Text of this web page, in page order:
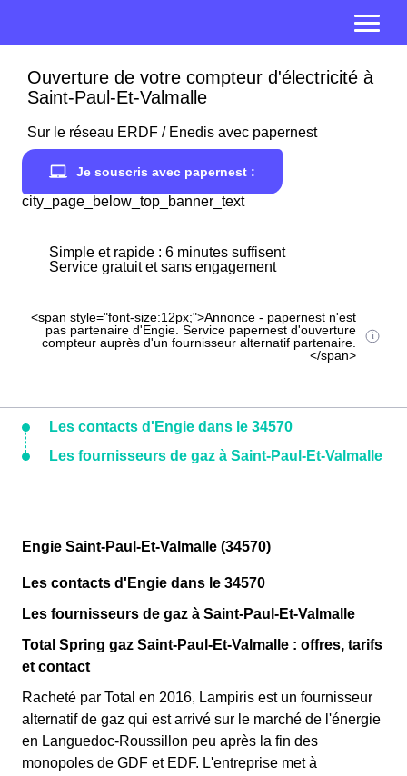
Ouverture de votre compteur d'électricité à
Saint-Paul-Et-Valmalle
Sur le réseau ERDF / Enedis avec papernest
Je souscris avec papernest :
city_page_below_top_banner_text
Simple et rapide : 6 minutes suffisent
Service gratuit et sans engagement
<span style="font-size:12px;">Annonce - papernest n'est
pas partenaire d'Engie. Service papernest d'ouverture
compteur auprès d'un fournisseur alternatif partenaire.
</span>
Les contacts d'Engie dans le 34570
Les fournisseurs de gaz à Saint-Paul-Et-Valmalle
Engie Saint-Paul-Et-Valmalle (34570)
Les contacts d'Engie dans le 34570
Les fournisseurs de gaz à Saint-Paul-Et-Valmalle
Total Spring gaz Saint-Paul-Et-Valmalle : offres, tarifs
et contact
Racheté par Total en 2016, Lampiris est un fournisseur
alternatif de gaz qui est arrivé sur le marché de l'énergie
en Languedoc-Roussillon peu après la fin des
monopoles de GDF et EDF. L'entreprise met à